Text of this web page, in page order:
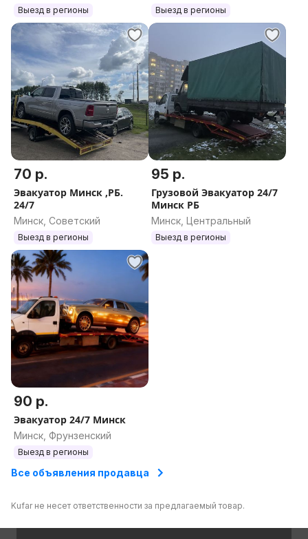
Выезд в регионы Выезд в регионы
70 р.
Эвакуатор Минск ,РБ.
24/7
Минск, Советский
Выезд в регионы
95 р.
Грузовой Эвакуатор 24/7
Минск РБ
Минск, Центральный
Выезд в регионы
90 р.
Эвакуатор 24/7 Минск
Минск, Фрунзенский
Выезд в регионы
Все объявления продавца
Kufar не несет ответственности за предлагаемый товар.